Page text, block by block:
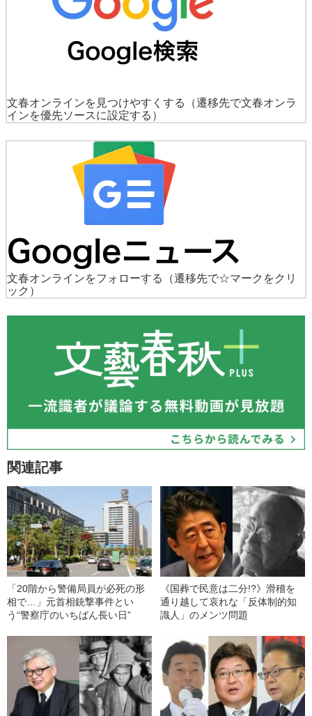
文春オンラインを見つけやすくする
（遷移先で文春オンラ
インを優先ソースに設定する）
文春オンラインをフォローする
（遷移先で☆マークをクリ
ック）
関連記事
「20階から警備局員が必死の形
相で…」元首相銃撃事件とい
う“警察庁のいちばん長い日”
《国葬で民意は二分!?》滑稽を
通り越して哀れな「反体制的知
識人」のメンツ問題